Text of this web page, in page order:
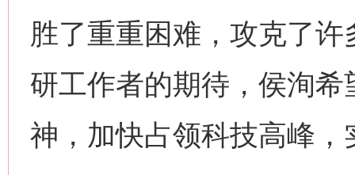
胜了重重困难，攻克了
研工作者的期待，侯洵希
神，加快占领科技高峰，